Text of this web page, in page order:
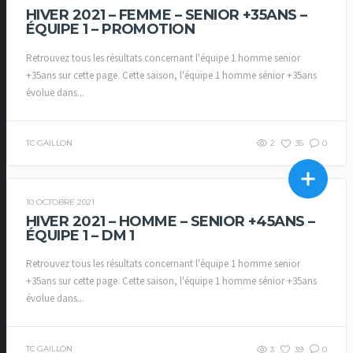
HIVER 2021 – FEMME – SENIOR +35ANS –
ÉQUIPE 1 – PROMOTION
Retrouvez tous les résultats concernant l'équipe 1 homme senior
+35ans sur cette page. Cette saison, l'équipe 1 homme sénior +35ans
évolue dans...
TC GAILLON 2 35 0
CHAMPIONNAT PAR EQUIPES SENIORS PLUS
10 OCTOBRE 2021
HIVER 2021 – HOMME – SENIOR +45ANS –
ÉQUIPE 1 – DM 1
Retrouvez tous les résultats concernant l'équipe 1 homme senior
+35ans sur cette page. Cette saison, l'équipe 1 homme sénior +35ans
évolue dans...
TC GAILLON 3 39 0